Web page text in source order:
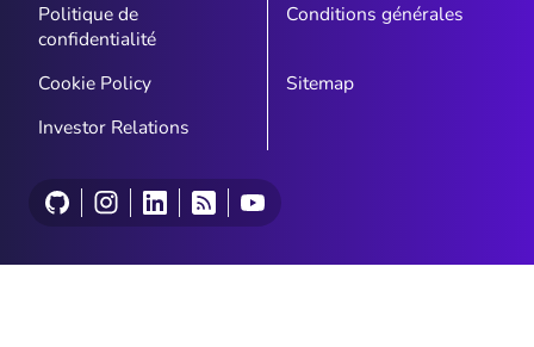
Politique de
confidentialité
Conditions générales
Cookie Policy
Sitemap
Investor Relations